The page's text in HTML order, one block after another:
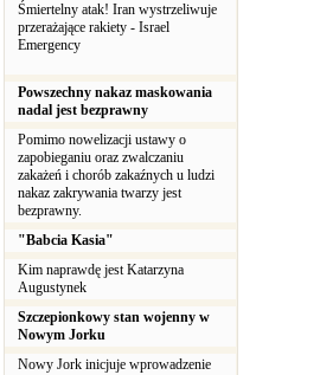
Śmiertelny atak! Iran wystrzeliwuje
przerażające rakiety - Israel
Emergency
Powszechny nakaz maskowania
nadal jest bezprawny
Pomimo nowelizacji ustawy o
zapobieganiu oraz zwalczaniu
zakażeń i chorób zakaźnych u ludzi
nakaz zakrywania twarzy jest
bezprawny.
"Babcia Kasia"
Kim naprawdę jest Katarzyna
Augustynek
Szczepionkowy stan wojenny w
Nowym Jorku
Nowy Jork inicjuje wprowadzenie